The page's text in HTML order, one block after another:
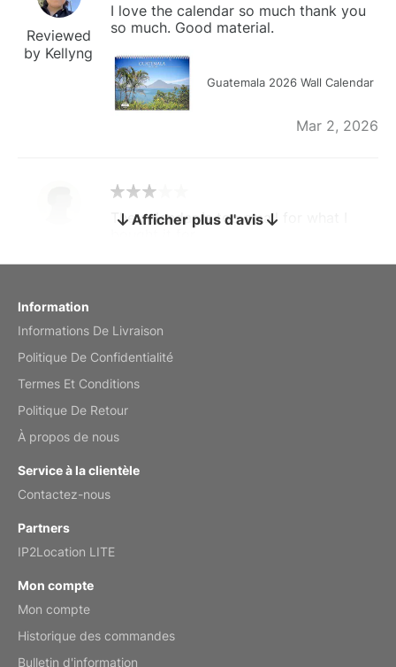
Reviewed
by Kellyng
I love the calendar so much thank you
so much. Good material.
Guatemala 2026 Wall Calendar
Mar 2, 2026
by charles
The calendar is too small for what I
bought it for
Reviewed
by Anne
Reviewed
by Kirsten
it.
Afficher plus d'avis
Information
Informations De Livraison
Politique De Confidentialité
Termes Et Conditions
Politique De Retour
À propos de nous
Service à la clientèle
Contactez-nous
Partners
IP2Location LITE
Mon compte
Mon compte
Historique des commandes
Bulletin d'information